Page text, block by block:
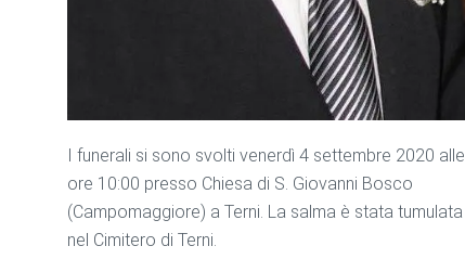
I funerali si sono svolti venerdì 4 settembre 2020 alle
ore 10:00 presso Chiesa di S. Giovanni Bosco
(Campomaggiore) a Terni. La salma è stata tumulata
nel Cimitero di Terni.